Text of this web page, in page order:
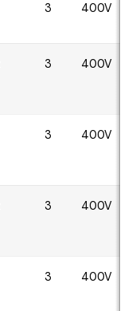
3 400V
3 400V
3 400V
3 400V
3 400V